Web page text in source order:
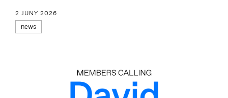
2 JUNY 2026
news